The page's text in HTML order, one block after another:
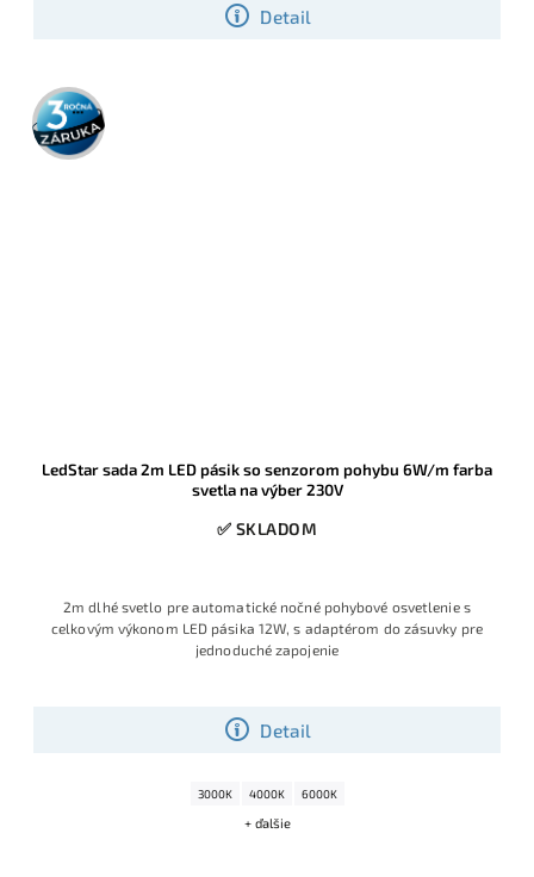
Detail
3 roky
záruka
LedStar sada 2m LED pásik so senzorom pohybu 6W/m farba
svetla na výber 230V
✅ SKLADOM
Detail
2m dlhé svetlo pre automatické nočné pohybové osvetlenie s
celkovým výkonom LED pásika 12W, s adaptérom do zásuvky pre
jednoduché zapojenie
3000K 4000K 6000K
+ ďalšie